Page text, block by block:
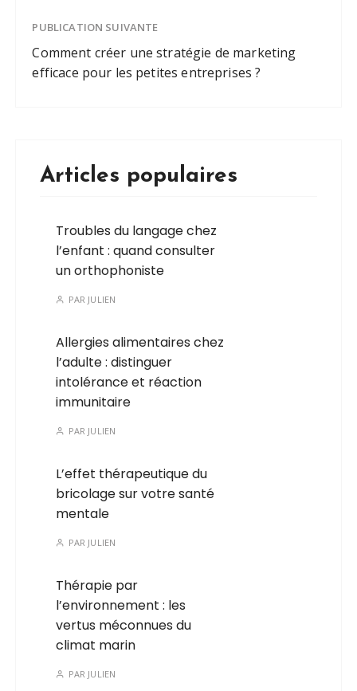
PUBLICATION SUIVANTE
Comment créer une stratégie de marketing
efficace pour les petites entreprises ?
Articles populaires
Troubles du langage chez
l’enfant : quand consulter
un orthophoniste
PAR JULIEN
Allergies alimentaires chez
l’adulte : distinguer
intolérance et réaction
immunitaire
PAR JULIEN
L’effet thérapeutique du
bricolage sur votre santé
mentale
PAR JULIEN
Thérapie par
l’environnement : les
vertus méconnues du
climat marin
PAR JULIEN